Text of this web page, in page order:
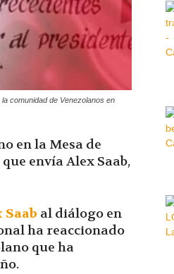
comunidad de Venezolanos en
en la Mesa de
envía Alex Saab,
al diálogo en
ha reaccionado
que ha